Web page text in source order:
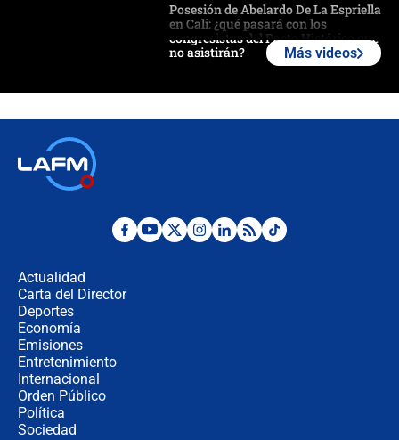
Posesión de Abelardo De La Espriella
en Cali: ¿qué pasará con los
congresistas del Pacto Histórico que
no asistirán?
¿Por qué De la Espriella gobernará
Más videos
Actualidad
Carta del Director
Deportes
Economía
Emisiones
Entretenimiento
Internacional
Orden Público
Política
Sociedad